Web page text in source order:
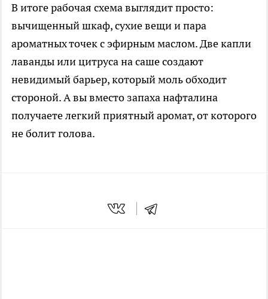
В итоге рабочая схема выглядит просто:
вычищенный шкаф, сухие вещи и пара
ароматных точек с эфирным маслом. Две капли
лаванды или цитруса на саше создают
невидимый барьер, который моль обходит
стороной. А вы вместо запаха нафталина
получаете легкий приятный аромат, от которого
не болит голова.